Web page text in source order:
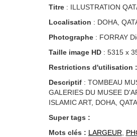
Titre: ILLUSTRATION
Localisation : DOHA,
Photographe: FORRAY
Taille image HD: 5315 x
Restrictions d'utilisation :
Descriptif: TOMBEAU
GALERIES DU MUSEE
ISLAMIC ART, DOHA,
Super tags :
Mots clés : LARGEUR